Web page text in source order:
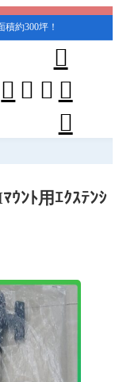
約300坪！
  



ｳﾝﾄ用ｴｸｽﾃﾝｼ